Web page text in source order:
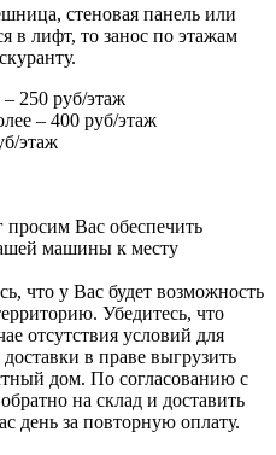
стеновая панель или
в лифт, то занос по этажам
250 руб/этаж
– 400 руб/этаж
этаж
просим Вас обеспечить
машины к месту
что у Вас будет возможность
Убедитесь, что
отсутствия условий для
в праве выгрузить
дом. По согласованию с
на склад и доставить
день за повторную оплату.